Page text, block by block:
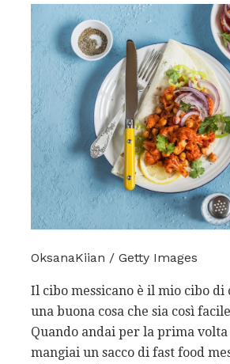
OksanaKiian / Getty Images
Il cibo messicano è il mio cibo
una buona cosa che sia così
Quando andai per la prima volta
mangiai un sacco di fast food